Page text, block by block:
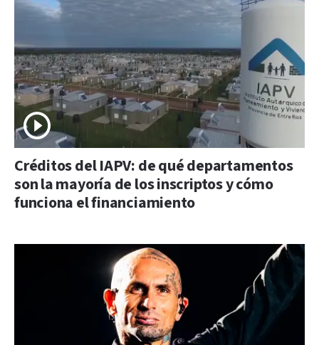
Créditos del IAPV: de qué departamentos
son la mayoría de los inscriptos y cómo
funciona el financiamiento